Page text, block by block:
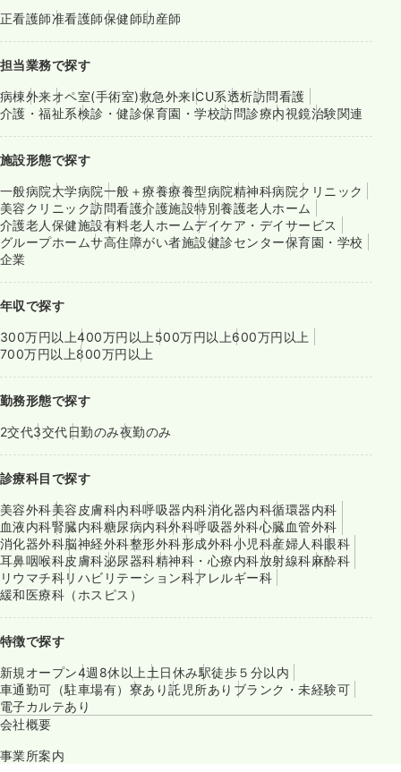
正看護師准看護師保健師助産師
担当業務で探す
病棟外来オペ室(手術室)救急外来ICU系透析訪問看護
介護・福祉系検診・健診保育園・学校訪問診療内視鏡治験関連
施設形態で探す
一般病院大学病院一般＋療養療養型病院精神科病院クリニック
美容クリニック訪問看護介護施設特別養護老人ホーム
介護老人保健施設有料老人ホームデイケア・デイサービス
グループホームサ高住障がい者施設健診センター保育園・学校
企業
年収で探す
300万円以上400万円以上 500万円以上600万円以上
700万円以上800万円以上
勤務形態で探す
2交代3交代日勤のみ夜勤のみ
診療科目で探す
美容外科美容皮膚科内科呼吸器内科消化器内科循環器内科
血液内科腎臓内科糖尿病内科外科呼吸器外科心臓血管外科
消化器外科脳神経外科整形外科形成外科小児科産婦人科眼科
耳鼻咽喉科皮膚科泌尿器科精神科・心療内科放射線科麻酔科
リウマチ科リハビリテーション科アレルギー科
緩和医療科（ホスピス）
特徴で探す
新規オープン4週8休以上 土日休み駅徒歩５分以内
車通勤可（駐車場有） 寮あり託児所あり ブランク・未経験可
電子カルテあり
会社概要
事業所案内